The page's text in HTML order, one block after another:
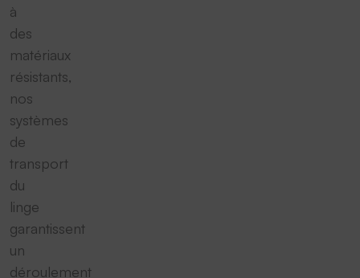
à
des
matériaux
résistants,
nos
systèmes
de
transport
du
linge
garantissent
un
déroulement